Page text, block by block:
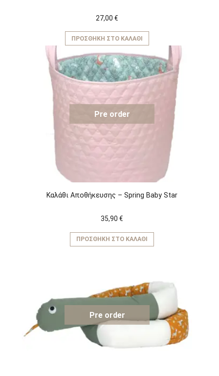
27,00 €
ΠΡΟΣΘΉΚΗ ΣΤΟ ΚΑΛΆΘΙ
Pre order
Καλάθι Αποθήκευσης – Spring Baby Star
35,90 €
ΠΡΟΣΘΉΚΗ ΣΤΟ ΚΑΛΆΘΙ
Pre order